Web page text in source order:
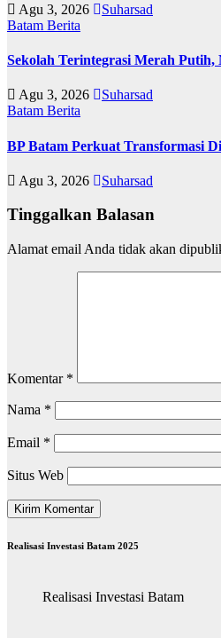
Agu 3, 2026
Suharsad
Batam Berita
Sekolah Terintegrasi Merah
Agu 3, 2026
Suharsad
Batam Berita
BP Batam Perkuat Transformasi
Agu 3, 2026 Suharsad
Tinggalkan Balasan
Alamat email Anda tidak akan
Komentar *
Nama *
Email *
Situs Web
Realisasi Investasi Batam 2025
Realisasi Investasi Batam